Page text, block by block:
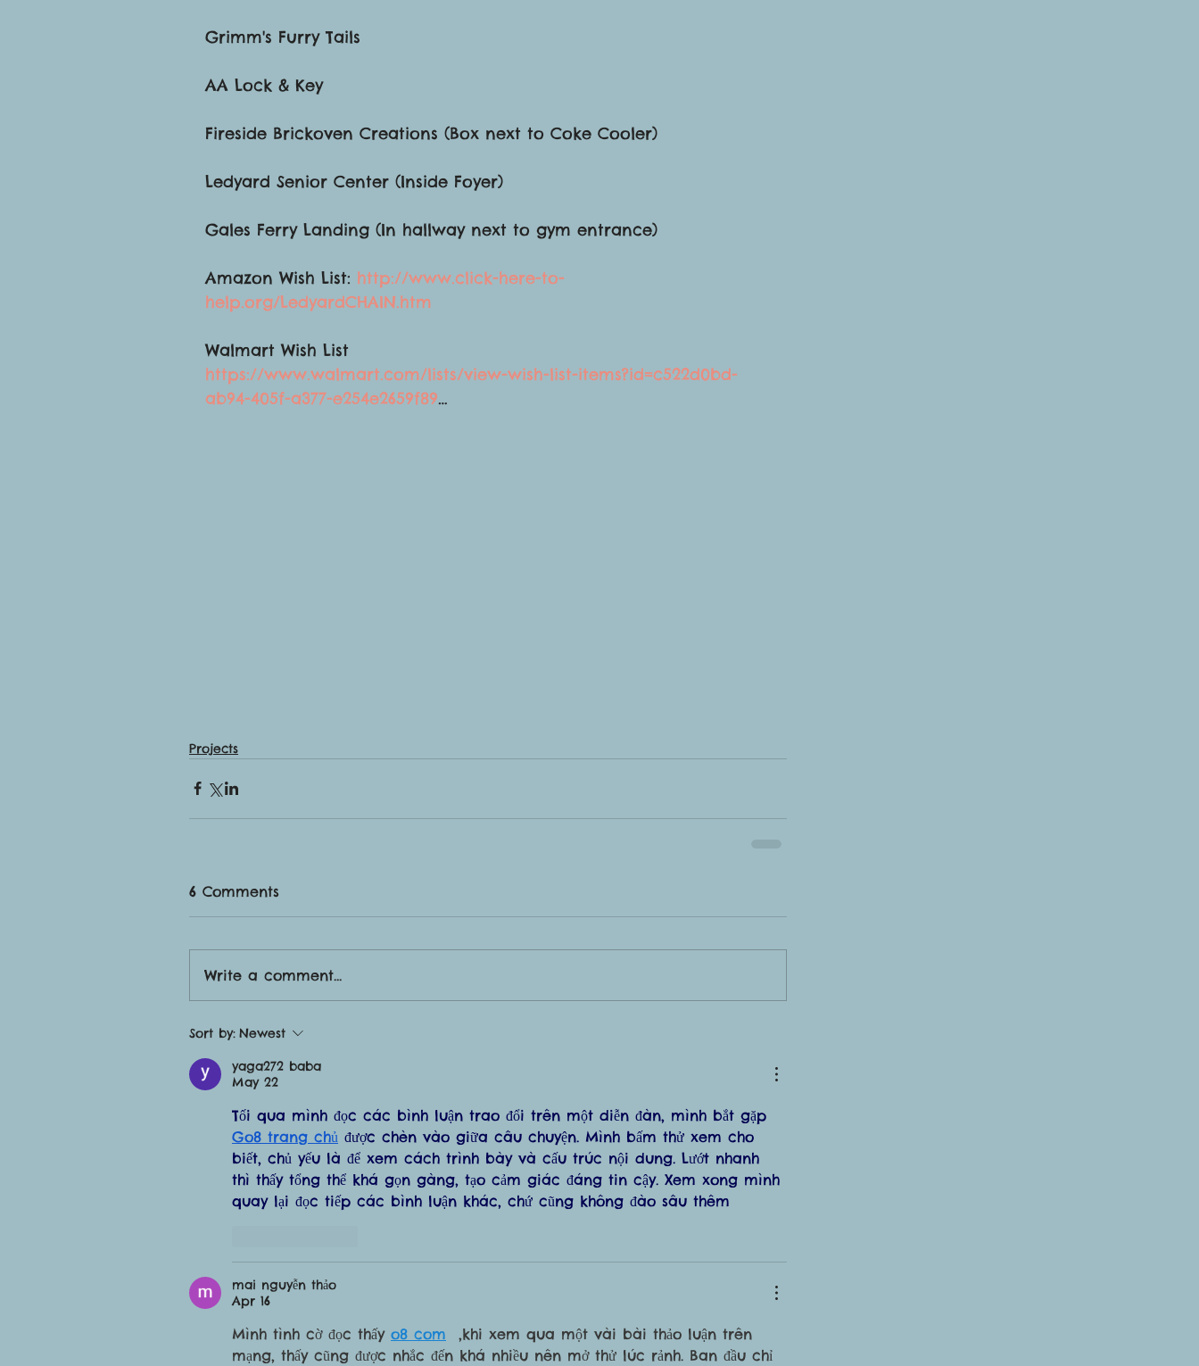
Grimm's Furry Tails
AA Lock & Key
Fireside Brickoven Creations (Box next to Coke Cooler)
Ledyard Senior Center (Inside Foyer)
Gales Ferry Landing (In hallway next to gym entrance)
Amazon Wish List: http://www.click-here-to-
help.org/LedyardCHAIN.htm
Walmart Wish List
https://www.walmart.com/lists/view-wish-list-items?id=c522d0bd-
ab94-405f-a377-e254e2659f89…
Projects
6 Comments
Write a comment...
Sort by: Newest
yaga272 baba
May 22
Tối qua mình đọc các bình luận trao đổi trên một diễn đàn, mình bắt gặp
Go8 trang chủ được chèn vào giữa câu chuyện. Mình bấm thử xem cho
biết, chủ yếu là để xem cách trình bày và cấu trúc nội dung. Lướt nhanh
thì thấy tổng thể khá gọn gàng, tạo cảm giác đáng tin cậy. Xem xong mình
quay lại đọc tiếp các bình luận khác, chứ cũng không đào sâu thêm
mai nguyễn thảo
Apr 16
Mình tình cờ đọc thấy o8 com ,khi xem qua một vài bài thảo luận trên
mạng, thấy cũng được nhắc đến khá nhiều nên mở thử lúc rảnh. Ban đầu chỉ